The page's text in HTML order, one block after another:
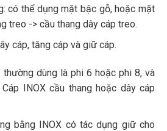
có thể dụng mặt bậc gỗ, hoặc mặt
treo -> cầu thang dây cáp treo.
cáp, tăng cáp và giữ cáp.
dùng là phi 6 hoặc phi 8, và
INOX cầu thang hoặc dây cáp
bằng INOX có tác dụng giữ cho